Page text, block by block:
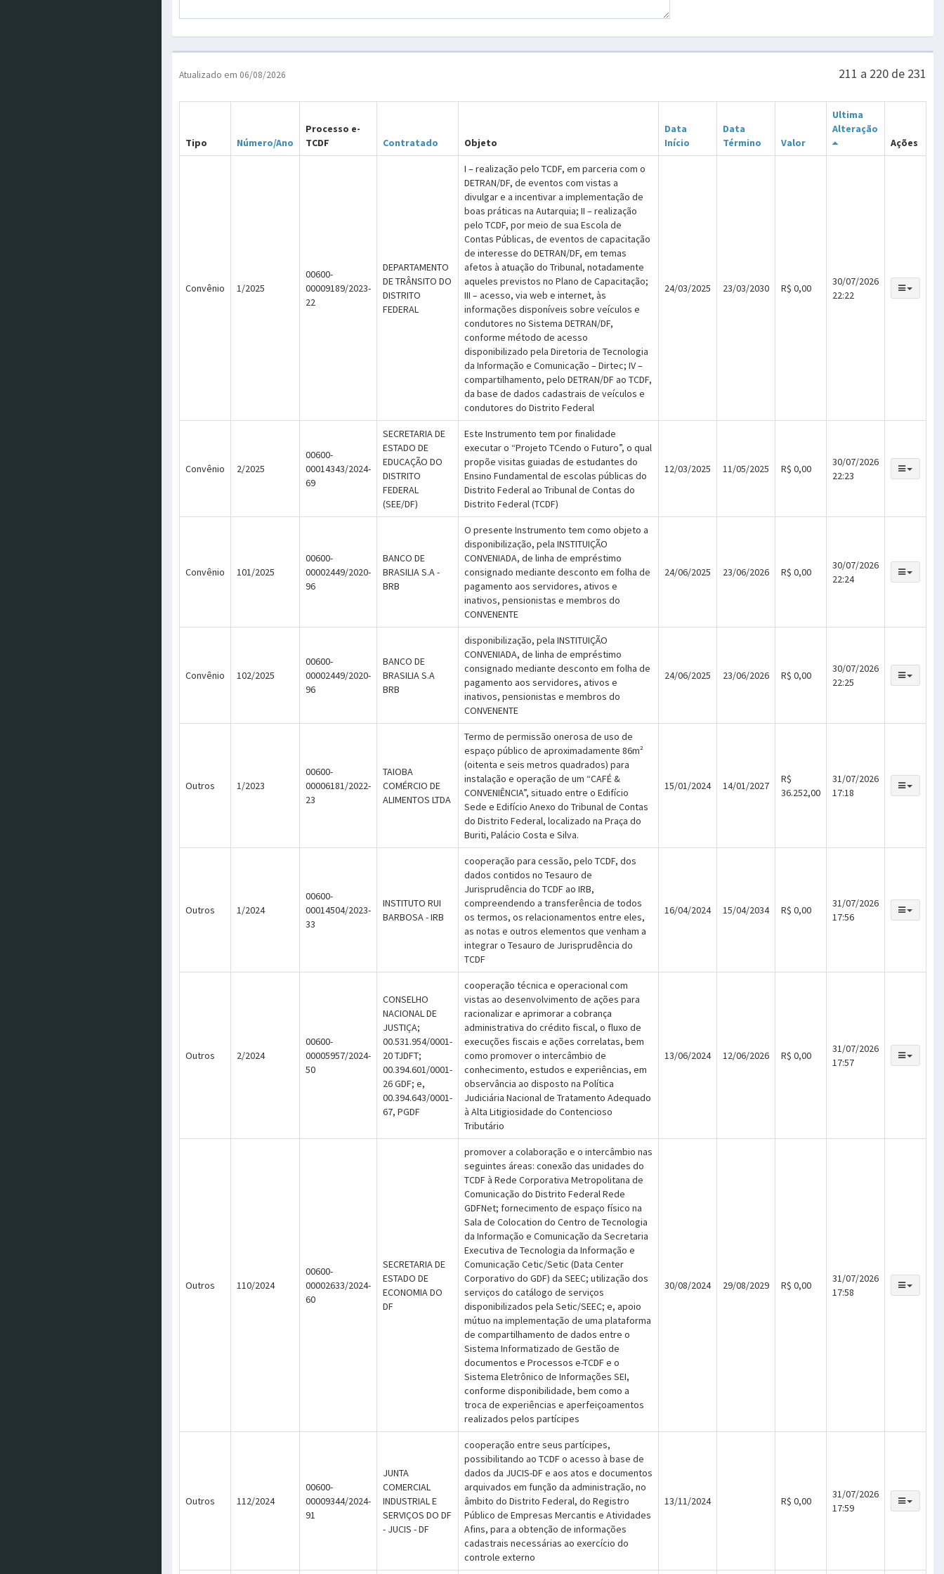
Atualizado em 06/08/2026 211 a 220 de 231
Tipo Número/Ano
Processo e-
TCDF
Contratado Objeto
Data
Início
Data
Término
Valor
Ultima
Alteração
Ações
Convênio 1/2025
00600-
00009189/2023-
22
DEPARTAMENTO
DE TRÂNSITO DO
DISTRITO
FEDERAL
I – realização pelo TCDF, em parceria com o
DETRAN/DF, de eventos com vistas a
divulgar e a incentivar a implementação de
boas práticas na Autarquia; II – realização
pelo TCDF, por meio de sua Escola de
Contas Públicas, de eventos de capacitação
de interesse do DETRAN/DF, em temas
afetos à atuação do Tribunal, notadamente
aqueles previstos no Plano de Capacitação;
III – acesso, via web e internet, às
informações disponíveis sobre veículos e
condutores no Sistema DETRAN/DF,
conforme método de acesso
disponibilizado pela Diretoria de Tecnologia
da Informação e Comunicação – Dirtec; IV –
compartilhamento, pelo DETRAN/DF ao TCDF,
da base de dados cadastrais de veículos e
condutores do Distrito Federal
24/03/2025 23/03/2030 R$ 0,00
30/07/2026
22:22
Convênio 2/2025
00600-
00014343/2024-
69
SECRETARIA DE
ESTADO DE
EDUCAÇÃO DO
DISTRITO
FEDERAL
(SEE/DF)
Este Instrumento tem por finalidade
executar o “Projeto TCendo o Futuro”, o qual
propõe visitas guiadas de estudantes do
Ensino Fundamental de escolas públicas do
Distrito Federal ao Tribunal de Contas do
Distrito Federal (TCDF)
12/03/2025 11/05/2025 R$ 0,00
30/07/2026
22:23
Convênio 101/2025
00600-
00002449/2020-
96
BANCO DE
BRASILIA S.A -
BRB
O presente Instrumento tem como objeto a
disponibilização, pela INSTITUIÇÃO
CONVENIADA, de linha de empréstimo
consignado mediante desconto em folha de
pagamento aos servidores, ativos e
inativos, pensionistas e membros do
CONVENENTE
24/06/2025 23/06/2026 R$ 0,00
30/07/2026
22:24
Convênio 102/2025
00600-
00002449/2020-
96
BANCO DE
BRASILIA S.A
BRB
disponibilização, pela INSTITUIÇÃO
CONVENIADA, de linha de empréstimo
consignado mediante desconto em folha de
pagamento aos servidores, ativos e
inativos, pensionistas e membros do
CONVENENTE
24/06/2025 23/06/2026 R$ 0,00
30/07/2026
22:25
Outros 1/2023
00600-
00006181/2022-
23
TAIOBA
COMÉRCIO DE
ALIMENTOS LTDA
Termo de permissão onerosa de uso de
espaço público de aproximadamente 86m²
(oitenta e seis metros quadrados) para
instalação e operação de um “CAFÉ &
CONVENIÊNCIA”, situado entre o Edifício
Sede e Edifício Anexo do Tribunal de Contas
do Distrito Federal, localizado na Praça do
Buriti, Palácio Costa e Silva.
15/01/2024 14/01/2027
R$
36.252,00
31/07/2026
17:18
Outros 1/2024
00600-
00014504/2023-
33
INSTITUTO RUI
BARBOSA - IRB
cooperação para cessão, pelo TCDF, dos
dados contidos no Tesauro de
Jurisprudência do TCDF ao IRB,
compreendendo a transferência de todos
os termos, os relacionamentos entre eles,
as notas e outros elementos que venham a
integrar o Tesauro de Jurisprudência do
TCDF
16/04/2024 15/04/2034 R$ 0,00
31/07/2026
17:56
Outros 2/2024
00600-
00005957/2024-
50
CONSELHO
NACIONAL DE
JUSTIÇA;
00.531.954/0001-
20 TJDFT;
00.394.601/0001-
26 GDF; e,
00.394.643/0001-
67, PGDF
cooperação técnica e operacional com
vistas ao desenvolvimento de ações para
racionalizar e aprimorar a cobrança
administrativa do crédito fiscal, o fluxo de
execuções fiscais e ações correlatas, bem
como promover o intercâmbio de
conhecimento, estudos e experiências, em
observância ao disposto na Política
Judiciária Nacional de Tratamento Adequado
à Alta Litigiosidade do Contencioso
Tributário
13/06/2024 12/06/2026 R$ 0,00
31/07/2026
17:57
Outros 110/2024
00600-
00002633/2024-
60
SECRETARIA DE
ESTADO DE
ECONOMIA DO
DF
promover a colaboração e o intercâmbio nas
seguintes áreas: conexão das unidades do
TCDF à Rede Corporativa Metropolitana de
Comunicação do Distrito Federal Rede
GDFNet; fornecimento de espaço físico na
Sala de Colocation do Centro de Tecnologia
da Informação e Comunicação da Secretaria
Executiva de Tecnologia da Informação e
Comunicação Cetic/Setic (Data Center
Corporativo do GDF) da SEEC; utilização dos
serviços do catálogo de serviços
disponibilizados pela Setic/SEEC; e, apoio
mútuo na implementação de uma plataforma
de compartilhamento de dados entre o
Sistema Informatizado de Gestão de
documentos e Processos e-TCDF e o
Sistema Eletrônico de Informações SEI,
conforme disponibilidade, bem como a
troca de experiências e aperfeiçoamentos
realizados pelos partícipes
30/08/2024 29/08/2029 R$ 0,00
31/07/2026
17:58
Outros 112/2024
00600-
00009344/2024-
91
JUNTA
COMERCIAL
INDUSTRIAL E
SERVIÇOS DO DF
- JUCIS - DF
cooperação entre seus partícipes,
possibilitando ao TCDF o acesso à base de
dados da JUCIS-DF e aos atos e documentos
arquivados em função da administração, no
âmbito do Distrito Federal, do Registro
Público de Empresas Mercantis e Atividades
Afins, para a obtenção de informações
cadastrais necessárias ao exercício do
controle externo
13/11/2024 R$ 0,00
31/07/2026
17:59